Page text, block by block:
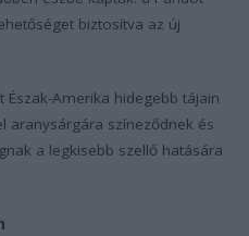
biztosítva az új
Amerika hidegebb tájain
aranysárgára színeződnek és
a legkisebb szellő hatására